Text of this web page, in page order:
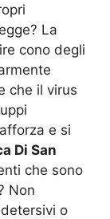
La
cono degli
che il virus
e si
Di San
che sono
Non
o